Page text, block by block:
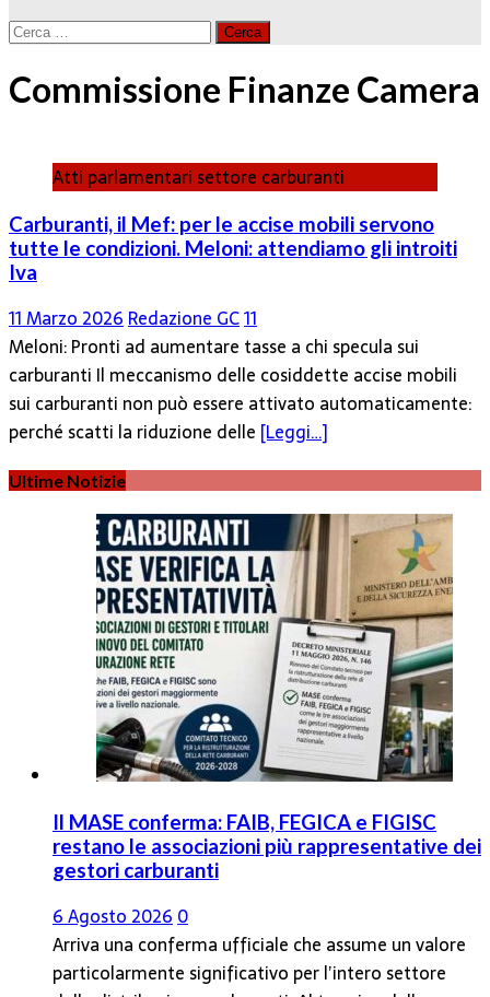
Ricerca
Commissione Finanze Camera
Atti parlamentari settore carburanti
Carburanti, il Mef: per le accise mobili servono
tutte le condizioni. Meloni: attendiamo gli introiti
Iva
11 Marzo 2026Redazione GC11
Meloni: Pronti ad aumentare tasse a chi specula sui
carburanti Il meccanismo delle cosiddette accise mobili
sui carburanti non può essere attivato automaticamente:
perché scatti la riduzione delle [Leggi…]
Ultime Notizie
Il MASE conferma: FAIB, FEGICA e FIGISC
restano le associazioni più rappresentative dei
gestori carburanti
6 Agosto 20260
Arriva una conferma ufficiale che assume un valore
particolarmente significativo per l’intero settore